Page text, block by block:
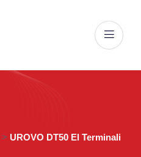
> UROVO DT50 El Terminali